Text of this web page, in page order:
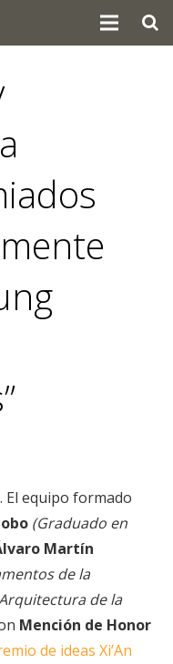
. El equipo formado
(Graduado en
Martín
de la
de la
Mención de Honor
de ideas Xi’An